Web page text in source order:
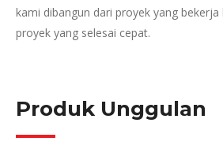
kami dibangun dari proyek yang bekerja
proyek yang selesai cepat.
Produk Unggulan